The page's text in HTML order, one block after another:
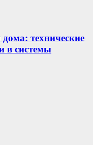
технические
в системы